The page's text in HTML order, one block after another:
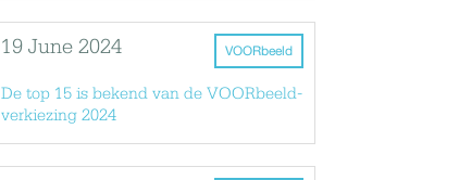
VOORbeeld
19 June 2024
De top 15 is bekend van de VOORbeeld-
verkiezing 2024